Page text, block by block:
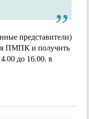
представители)
ПМПК и получить
до 16.00. в